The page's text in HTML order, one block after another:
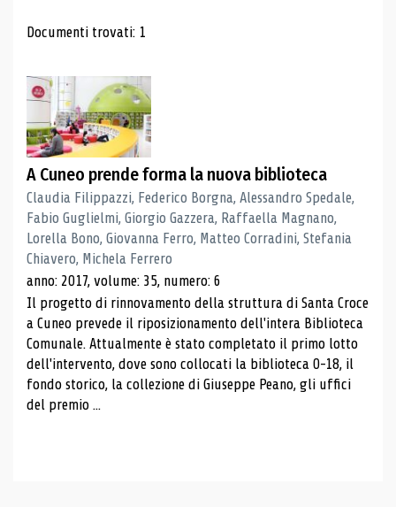
Risultati di ricerca
Documenti trovati: 1
A Cuneo prende forma la nuova biblioteca
Claudia Filippazzi, Federico Borgna, Alessandro Spedale,
Fabio Guglielmi, Giorgio Gazzera, Raffaella Magnano,
Lorella Bono, Giovanna Ferro, Matteo Corradini, Stefania
Chiavero, Michela Ferrero
anno: 2017, volume: 35, numero: 6
Il progetto di rinnovamento della struttura di Santa Croce
a Cuneo prevede il riposizionamento dell'intera Biblioteca
Comunale. Attualmente è stato completato il primo lotto
dell'intervento, dove sono collocati la biblioteca 0-18, il
fondo storico, la collezione di Giuseppe Peano, gli uffici
del premio ...